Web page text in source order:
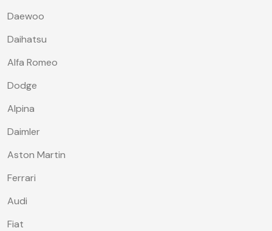
Daewoo
Daihatsu
Alfa Romeo
Dodge
Alpina
Daimler
Aston Martin
Ferrari
Audi
Fiat